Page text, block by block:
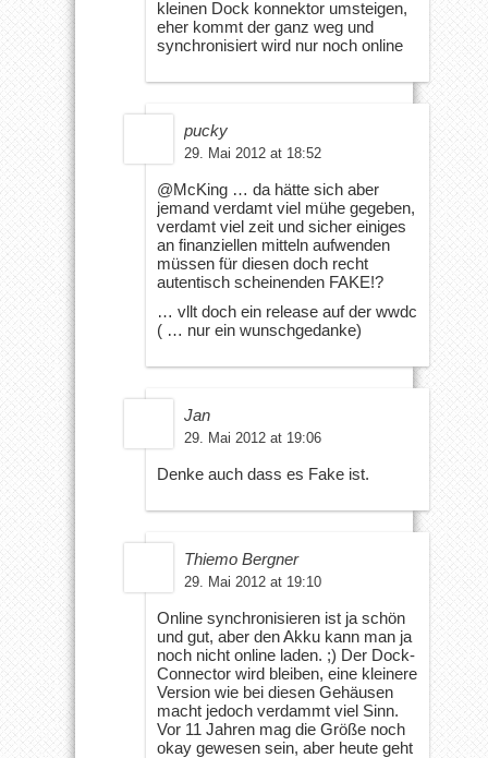
kleinen Dock konnektor umsteigen,
eher kommt der ganz weg und
synchronisiert wird nur noch online
pucky
29. Mai 2012 at 18:52
@McKing … da hätte sich aber
jemand verdamt viel mühe gegeben,
verdamt viel zeit und sicher einiges
an finanziellen mitteln aufwenden
müssen für diesen doch recht
autentisch scheinenden FAKE!?
… vllt doch ein release auf der wwdc
( … nur ein wunschgedanke)
Jan
29. Mai 2012 at 19:06
Denke auch dass es Fake ist.
Thiemo Bergner
29. Mai 2012 at 19:10
Online synchronisieren ist ja schön
und gut, aber den Akku kann man ja
noch nicht online laden. ;) Der Dock-
Connector wird bleiben, eine kleinere
Version wie bei diesen Gehäusen
macht jedoch verdammt viel Sinn.
Vor 11 Jahren mag die Größe noch
okay gewesen sein, aber heute geht